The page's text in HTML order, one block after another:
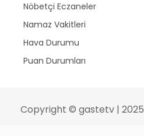
Nöbetçi Eczaneler
Namaz Vakitleri
Hava Durumu
Puan Durumları
Copyright © gastetv | 2025